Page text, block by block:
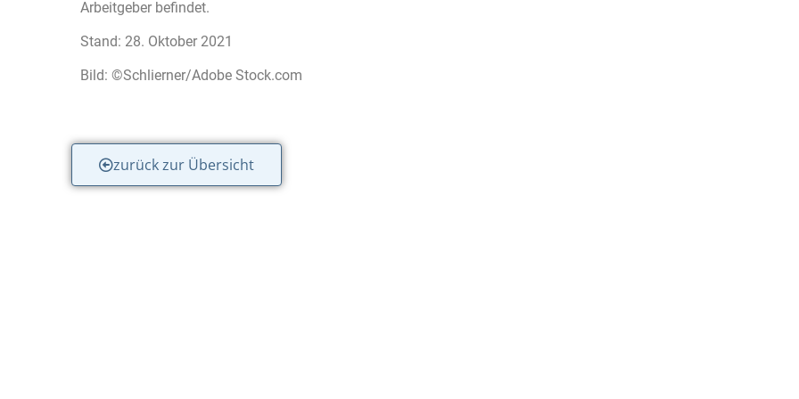
Arbeitgeber befindet.
Stand: 28. Oktober 2021
Bild: ©Schlierner/Adobe Stock.com
zurück zur Übersicht